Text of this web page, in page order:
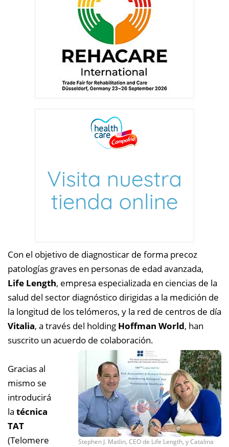
Con el objetivo de diagnosticar de forma precoz
patologías graves en personas de edad avanzada,
Life Length, empresa especializada en ciencias de la
salud del sector diagnóstico dirigidas a la medición de
la longitud de los telómeros, y la red de centros de día
Vitalia, a través del holding Hoffman World, han
suscrito un acuerdo de colaboración.
Stephen J. Matlin, CEO de Life Length, y Catalina
Gracias al
mismo se
introducirá
la técnica
TAT
(Telomere